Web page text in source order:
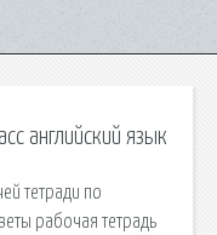
английский язык
тетради по
рабочая тетрадь